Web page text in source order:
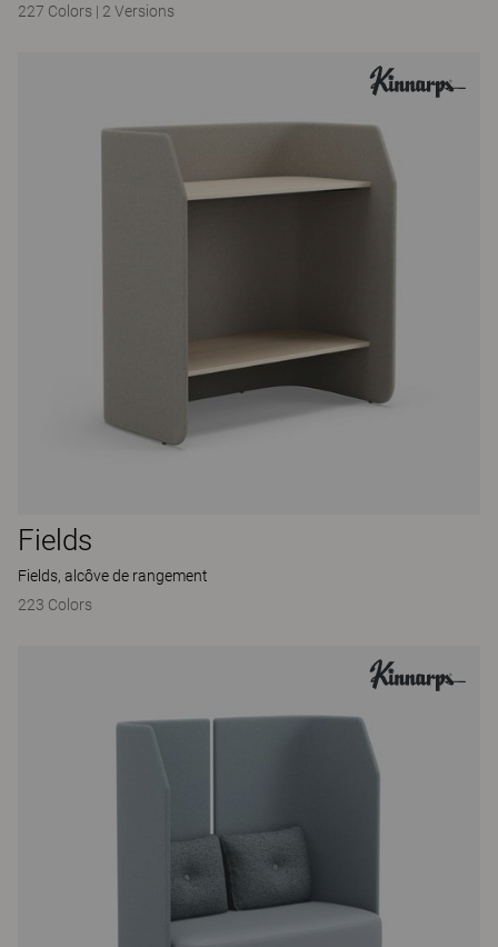
227 Colors | 2 Versions
Fields
Fields, alcôve de rangement
223 Colors